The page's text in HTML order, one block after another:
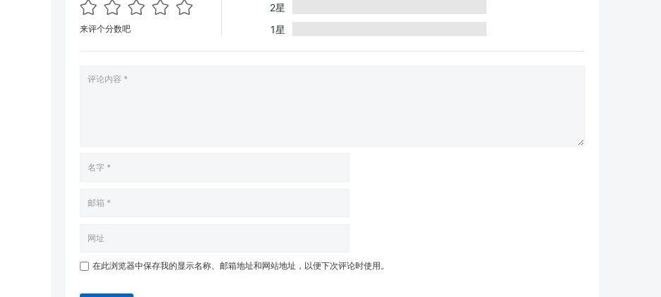
来评个分数吧
2星
1星
在此浏览器中保存我的显示名称、邮箱地址和网站地址，以便下次评论时使用。